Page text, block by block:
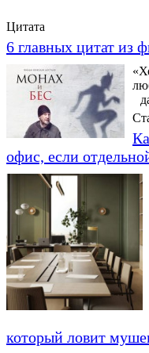
Цитата
6 главных цитат из
офис, если
который ловит